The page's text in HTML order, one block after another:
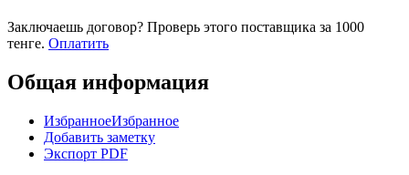
Заключаешь договор? Проверь этого поставщика за 1000
тенге. Оплатить
Общая информация
ИзбранноеИзбранное
Добавить заметку
Экспорт PDF